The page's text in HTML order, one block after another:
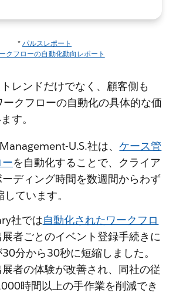
*パルスレポート
クフローの自動化動向レポート
レンドだけでなく、顧客側も
ークフローの自動化の具体的な価
す。
U.S.社は、ケース管
を自動化することで、クライア
ディング時間を数週間からわず
ています。
社では自動化されたワークフロ
者ごとのイベント登録手続きに
分から30秒に短縮しました。
者の体験が改善され、同社の従
時間以上の手作業を削減でき